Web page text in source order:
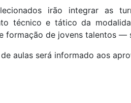
irão integrar as
técnico e tático da
formação de jovens talentos —
aulas será informado aos